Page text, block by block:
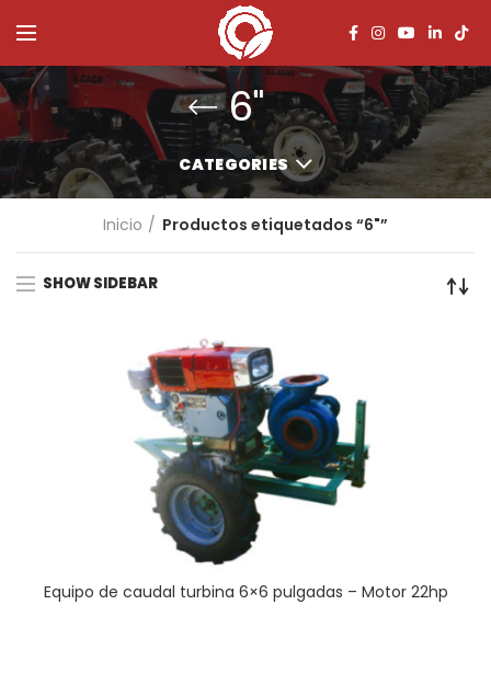
6"
CATEGORIES
Inicio Productos etiquetados “6"”
SHOW SIDEBAR
Equipo de caudal turbina 6×6 pulgadas – Motor 22hp